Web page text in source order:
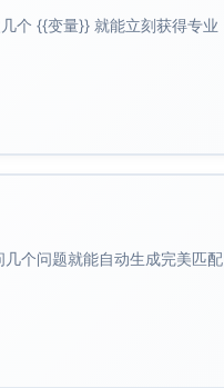
假设同品类间评论率相近。
ThermoSmart约17.6%。说
场仍存在长尾与细分空档
定性短板显现
个 {{变量}} 就能立刻获得专业
个问题就能自动生成完美匹配